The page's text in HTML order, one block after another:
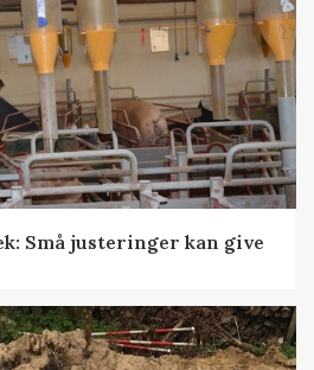
Små justeringer kan give